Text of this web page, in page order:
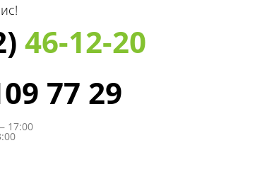
46-12-20
77 29
17:00